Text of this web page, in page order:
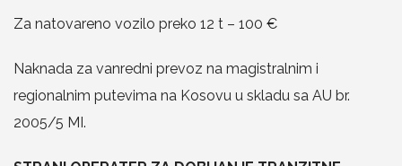
Za natovareno vozilo preko 12 t – 100 €
Naknada za vanredni prevoz na magistralnim i
regionalnim putevima na Kosovu u skladu sa AU br.
2005/5 MI.